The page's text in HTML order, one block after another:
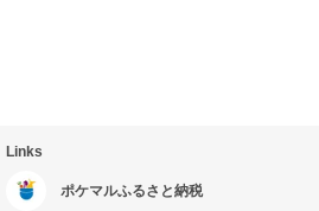
Links
ポケマルふるさと納税